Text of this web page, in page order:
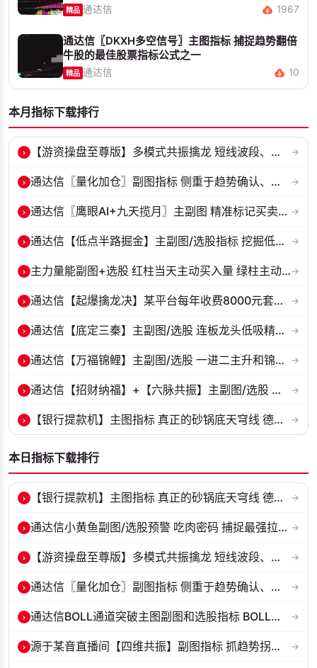
精品 通达信 1967
通达信〖DKXH多空信号〗主图指标 捕捉趋势翻倍
牛股的最佳股票指标公式之一
精品 通达信 10
本月指标下载排行
› 【游资操盘至尊版】多模式共振擒龙 短线波段、低位抄底、游资启动行情量... →
› 通达信〖量化加仓〗副图指标 侧重于趋势确认、量能配合与高低位反转信号... →
› 通达信〖鹰眼AI+九天揽月〗主副图 精准标记买卖拐点 九维因子共振过滤杂... →
› 通达信【低点半路掘金】主副图/选股指标 挖掘低吸 半路下跌低吸思路 源... →
› 主力量能副图+选股 红柱当天主动买入量 绿柱主动卖出量→
› 通达信【起爆擒龙决】某平台每年收费8000元套装 指标源码 无未来 →
› 通达信【底定三秦】主副图/选股 连板龙头低吸精准量化 出票少而精 五年... →
› 通达信【万福锦鲤】主副图/选股 一进二主升和锦鲤回调两种模式 源码 →
› 通达信【招财纳福】+【六脉共振】主副图/选股 自用经历实战的指标 抓强... →
› 【银行提款机】主图指标 真正的砂锅底天穹线 德某通要价10万的主图核心... →
本日指标下载排行
› 【银行提款机】主图指标 真正的砂锅底天穹线 德某通要价10万的主图核心... →
› 通达信小黄鱼副图/选股预警 吃肉密码 捕捉最强拉升段 源码 贴图 →
› 【游资操盘至尊版】多模式共振擒龙 短线波段、低位抄底、游资启动行情量... →
› 通达信〖量化加仓〗副图指标 侧重于趋势确认、量能配合与高低位反转信号... →
› 通达信BOLL通道突破主图副图和选股指标 BOLL通达突破追踪主力动向 源码... →
› 源于某音直播间【四维共振】副图指标 抓趋势拐点，多维信号过滤假突破！... →